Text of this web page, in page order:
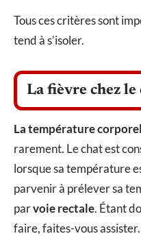
Tous ces critères sont
tend à s’isoler.
La fièvre chez le
La température
rarement. Le chat est
lorsque sa température
parvenir à prélever sa
parvoie rectale. Étant
faire, faites-vous